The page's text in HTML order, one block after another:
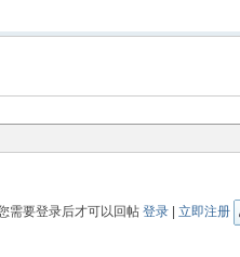
需要登录后才可以回帖 登录 立即注册